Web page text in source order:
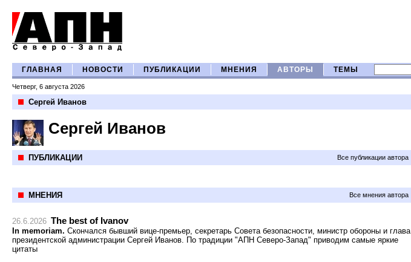
ГЛАВНАЯ НОВОСТИ ПУБЛИКАЦИИ МНЕНИЯ АВТОРЫ ТЕМЫ
Четверг, 6 августа 2026
Сергей Иванов
Сергей Иванов
ПУБЛИКАЦИИ Все публикации автора
МНЕНИЯ Все мнения автора
26.6.2026 The best of Ivanov
In memoriam. Скончался бывший вице-премьер, секретарь Совета безопасности, министр обороны и глава
президентской администрации Сергей Иванов. По традиции "АПН Северо-Запад" приводим самые яркие
цитаты